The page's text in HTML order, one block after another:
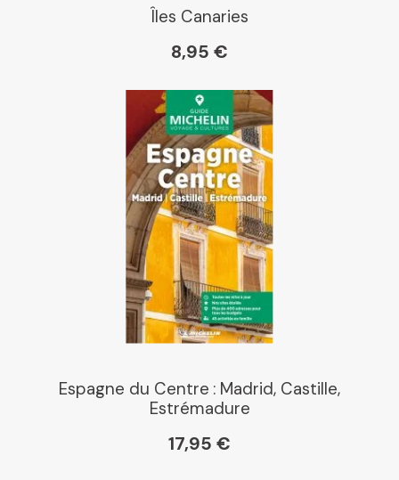
Îles Canaries
8,95 €
Espagne du Centre : Madrid, Castille,
Estrémadure
17,95 €